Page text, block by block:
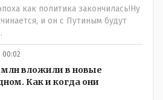
как политика закончилась!Ну
и он с Путиным будут
00:02
вложили в новые
Как и когда они